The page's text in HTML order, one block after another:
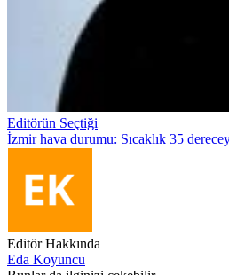
Editörün Seçtiği
İzmir hava durumu: Sıcaklık 35
Editör Hakkında
Eda Koyuncu